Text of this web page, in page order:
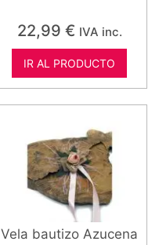
22,99 € IVA inc.
IR AL PRODUCTO
Vela bautizo Azucena